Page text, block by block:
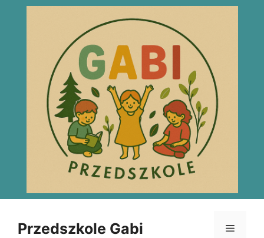
Przejdź
Przedszkole Gabi Menu